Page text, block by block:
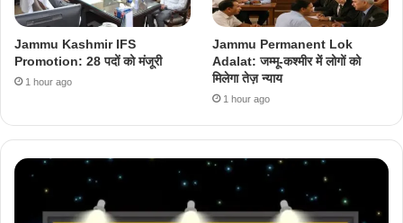
Jammu Kashmir IFS
Promotion: 28 पदों को मंजूरी
1 hour ago
Jammu Permanent Lok
Adalat: जम्मू-कश्मीर में लोगों को
मिलेगा तेज़ न्याय
1 hour ago